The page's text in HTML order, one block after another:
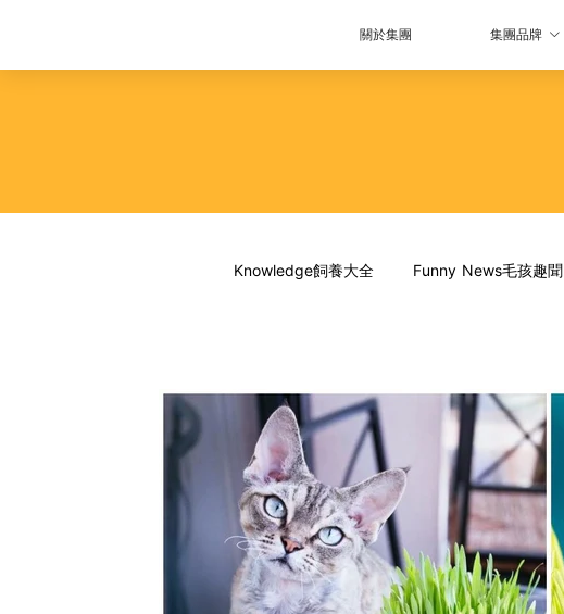
關於集團 集團品牌
Knowledge飼養大全 Funny News毛孩趣聞